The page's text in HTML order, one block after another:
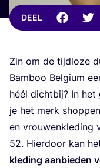
DEEL
Zin om de tijd­lo­ze
Bam­boo Bel­gi­um
héél dicht­bij? In
je het merk
en vrou­wen­kle­ding
52. Hier­door kan
kle­ding aan­bie­den